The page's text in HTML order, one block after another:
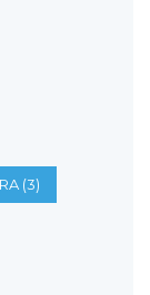
(3)